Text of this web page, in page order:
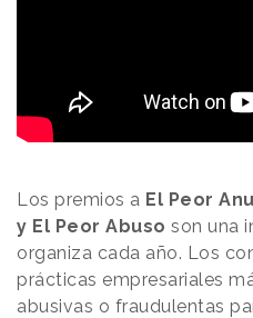
Los premios a El Peor
y El Peor Abuso son una
organiza cada año. Los
prácticas empresariales
abusivas o fraudulentas